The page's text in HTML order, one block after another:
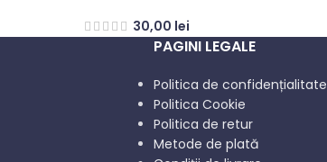
30,00 lei
PAGINI LEGALE
Politica de confidențialitate
Politica Cookie
Politica de retur
Metode de plată